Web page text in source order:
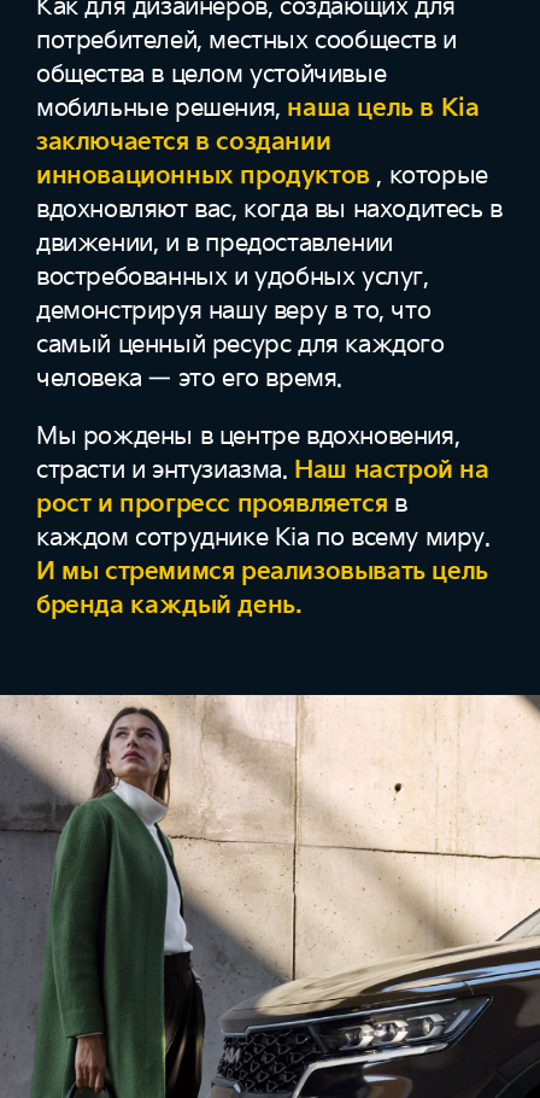
Как для дизайнеров, создающих для
потребителей, местных сообществ и
общества в целом устойчивые
мобильные решения, наша цель в Kia
заключается в создании
инновационных продуктов , которые
вдохновляют вас, когда вы находитесь в
движении, и в предоставлении
востребованных и удобных услуг,
демонстрируя нашу веру в то, что
самый ценный ресурс для каждого
человека — это его время.
Мы рождены в центре вдохновения,
страсти и энтузиазма. Наш настрой на
рост и прогресс проявляется в
каждом сотруднике Kia по всему миру.
И мы стремимся реализовывать цель
бренда каждый день.